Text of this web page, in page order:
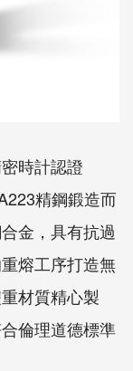
時計認證
精鋼鍛造而
金，具有抗過
熔工序打造無
材質精心製
倫理道德標準